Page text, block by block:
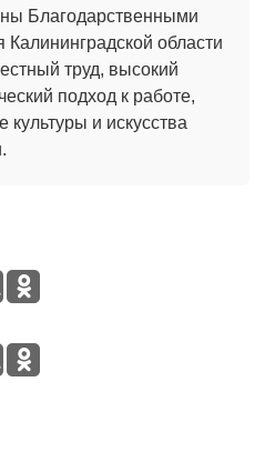
Благодарственными
области
труд, высокий
подход к работе,
культуры и искусства